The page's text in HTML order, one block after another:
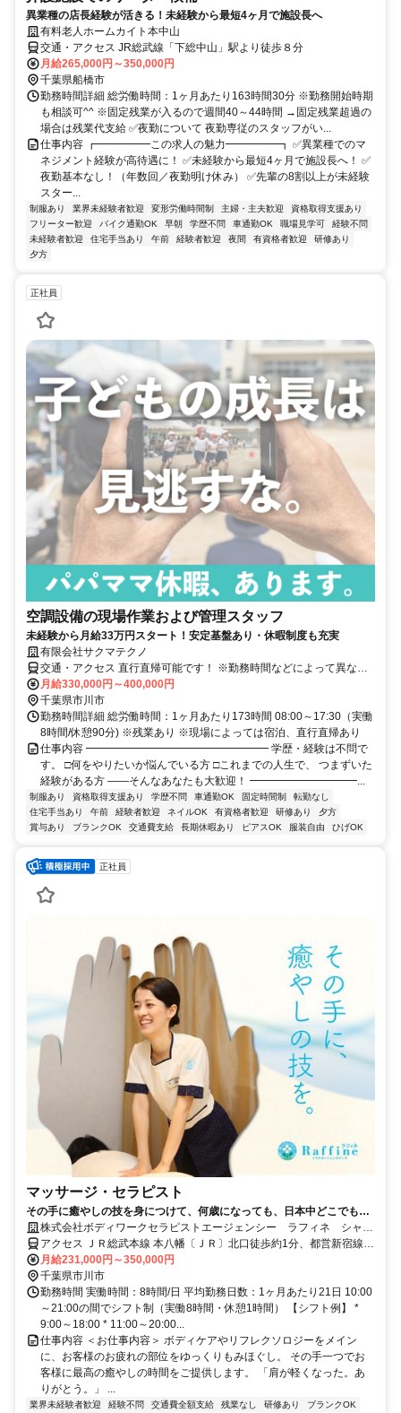
異業種の店長経験が活きる！未経験から最短4ヶ月で施設長へ
有料老人ホームカイト本中山
交通・アクセス JR総武線「下総中山」駅より徒歩８分
月給265,000円～350,000円
千葉県船橋市
勤務時間詳細 総労働時間：1ヶ月あたり163時間30分 ※勤務開始時期
も相談可^^ ※固定残業が入るので週間40～44時間 →固定残業超過の
場合は残業代支給 ✅夜勤について 夜勤専従のスタッフがい...
仕事内容 ┏━━━━━この求人の魅力━━━━━┓ ✅異業種でのマ
ネジメント経験が高待遇に！ ✅未経験から最短4ヶ月で施設長へ！ ✅
夜勤基本なし！（年数回／夜勤明け休み） ✅先輩の8割以上が未経験
スター...
制服あり 業界未経験者歓迎 変形労働時間制 主婦・主夫歓迎
資格取得支援あり
フリーター歓迎
バイク通勤OK 早朝 学歴不問 車通勤OK 職場見学可
経験不問
未経験者歓迎
住宅手当あり 午前 経験者歓迎 夜間 有資格者歓迎
研修あり
夕方
正社員
空調設備の現場作業および管理スタッフ
未経験から月給33万円スタート！安定基盤あり・休暇制度も充実
有限会社サクマテクノ
交通・アクセス 直行直帰可能です！ ※勤務時間などによって異なる
場合もございます。
月給330,000円～400,000円
千葉県市川市
勤務時間詳細 総労働時間：1ヶ月あたり173時間 08:00～17:30（実働
8時間/休憩90分) ※残業あり ※現場によっては宿泊、直行直帰あり
仕事内容 ━━━━━━━━━━━━━━━━━ 学歴・経験は不問で
す。 □何をやりたいか悩んでいる方 □これまでの人生で、 つまずいた
経験がある方 ――そんなあなたも大歓迎！ ━━━━━━━━━━...
制服あり 資格取得支援あり 学歴不問 車通勤OK 固定時間制
転勤なし
住宅手当あり
午前 経験者歓迎 ネイルOK 有資格者歓迎 研修あり
夕方
賞与あり
ブランクOK 交通費支給 長期休暇あり ピアスOK 服装自由 ひげOK
正社員
マッサージ・セラピスト
その手に癒やしの技を身につけて、何歳になっても、日本中どこでも働
けるセラピストの第一歩を踏み出しませんか。
株式会社ボディワークセラピストエージェンシー ラフィネ シャポ
ー本八幡店
アクセス ＪＲ総武本線 本八幡〔ＪＲ〕北口徒歩約1分、都営新宿線
本八幡〔新宿線〕A2口徒歩約2分、京成本線 京成八幡出口3徒歩約5
分 最寄駅：本八幡駅
月給231,000円～350,000円
千葉県市川市
勤務時間 実働時間：8時間/日 平均勤務日数：1ヶ月あたり21日 10:00
～21:00の間でシフト制（実働8時間・休憩1時間） 【シフト例】 *
9:00～18:00 * 11:00～20:00...
仕事内容 ＜お仕事内容＞ ボディケアやリフレクソロジーをメイン
に、お客様のお疲れの部位をゆっくりもみほぐし。 その手一つでお
客様に最高の癒やしの時間をご提供します。 「肩が軽くなった。あ
りがとう。」 ...
業界未経験者歓迎 経験不問 交通費全額支給 残業なし 研修あり
ブランクOK